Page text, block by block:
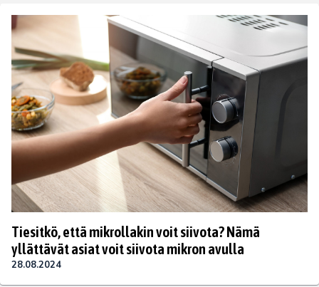
Tiesitkö, että mikrollakin voit siivota? Nämä
yllättävät asiat voit siivota mikron avulla
28.08.2024